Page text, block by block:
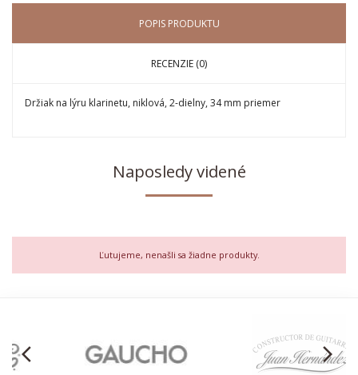
POPIS PRODUKTU
RECENZIE (0)
Držiak na lýru klarinetu, niklová, 2-dielny, 34 mm priemer
Naposledy videné
Ľutujeme, nenašli sa žiadne produkty.
arrow_back_ios arrow_forward_ios